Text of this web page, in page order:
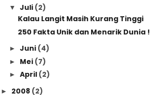
▼ Juli (2)
Kalau Langit Masih Kurang Tinggi
250 Fakta Unik dan Menarik Dunia !
► Juni (4)
► Mei (7)
► April (2)
► 2008 (2)